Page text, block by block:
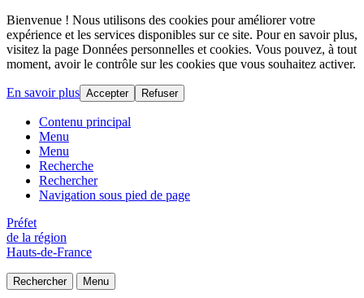
Bienvenue ! Nous utilisons des cookies pour améliorer votre
expérience et les services disponibles sur ce site. Pour en savoir plus,
visitez la page Données personnelles et cookies. Vous pouvez, à tout
moment, avoir le contrôle sur les cookies que vous souhaitez activer.
En savoir plus Accepter Refuser
Contenu principal
Menu
Menu
Recherche
Rechercher
Navigation sous pied de page
Préfet
de la région
Hauts-de-France
Rechercher Menu